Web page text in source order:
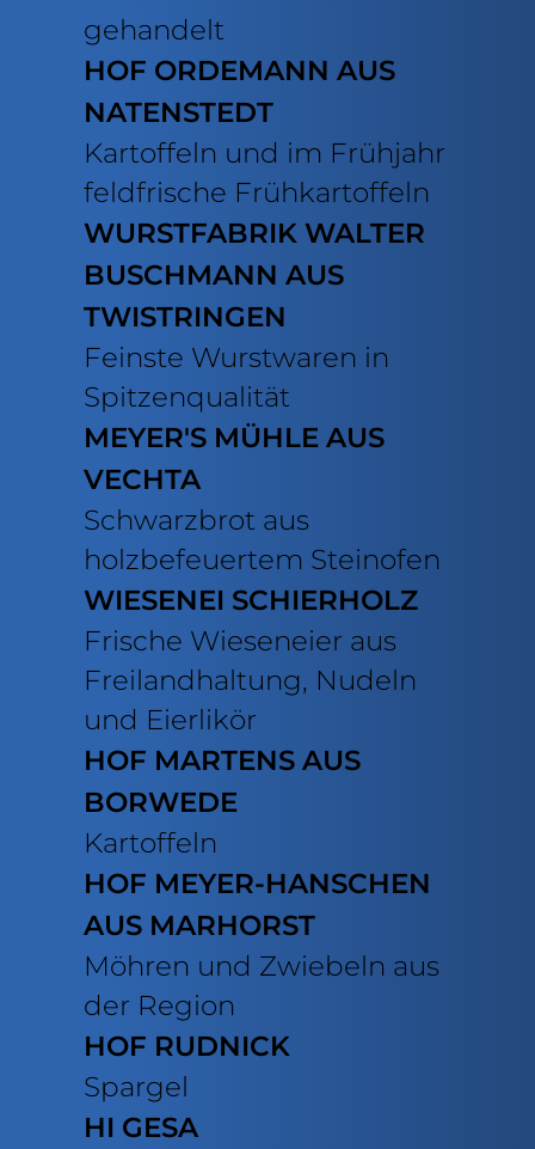
gehandelt
HOF ORDEMANN AUS
NATENSTEDT
Kartoffeln und im Frühjahr
feldfrische Frühkartoffeln
WURSTFABRIK WALTER
BUSCHMANN AUS
TWISTRINGEN
Feinste Wurstwaren in
Spitzenqualität
MEYER'S MÜHLE AUS
VECHTA
Schwarzbrot aus
holzbefeuertem Steinofen
WIESENEI SCHIERHOLZ
Frische Wieseneier aus
Freilandhaltung, Nudeln
und Eierlikör
HOF MARTENS AUS
BORWEDE
Kartoffeln
HOF MEYER-HANSCHEN
AUS MARHORST
Möhren und Zwiebeln aus
der Region
HOF RUDNICK
Spargel
HI GESA